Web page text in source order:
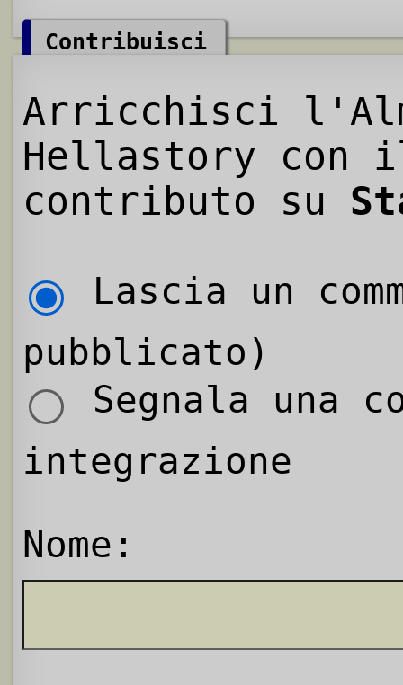
Contribuisci
Arricchisci
Hellastory con
contributo su
Lascia un
pubblicato)
Segnala una
integrazione
Nome: